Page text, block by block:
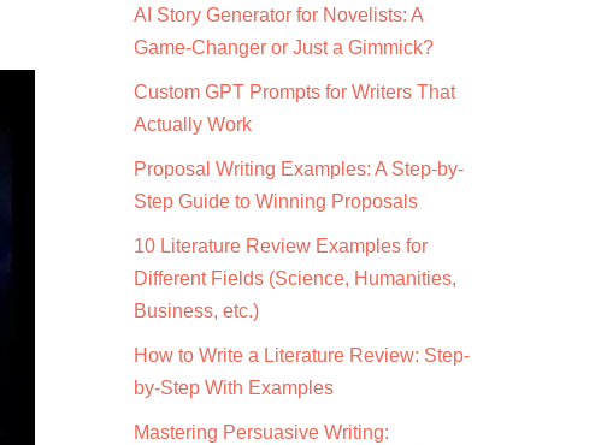
AI Story Generator for Novelists: A
Game-Changer or Just a Gimmick?
Custom GPT Prompts for Writers That
Actually Work
Proposal Writing Examples: A Step-by-
Step Guide to Winning Proposals
10 Literature Review Examples for
Different Fields (Science, Humanities,
Business, etc.)
How to Write a Literature Review: Step-
by-Step With Examples
Mastering Persuasive Writing: